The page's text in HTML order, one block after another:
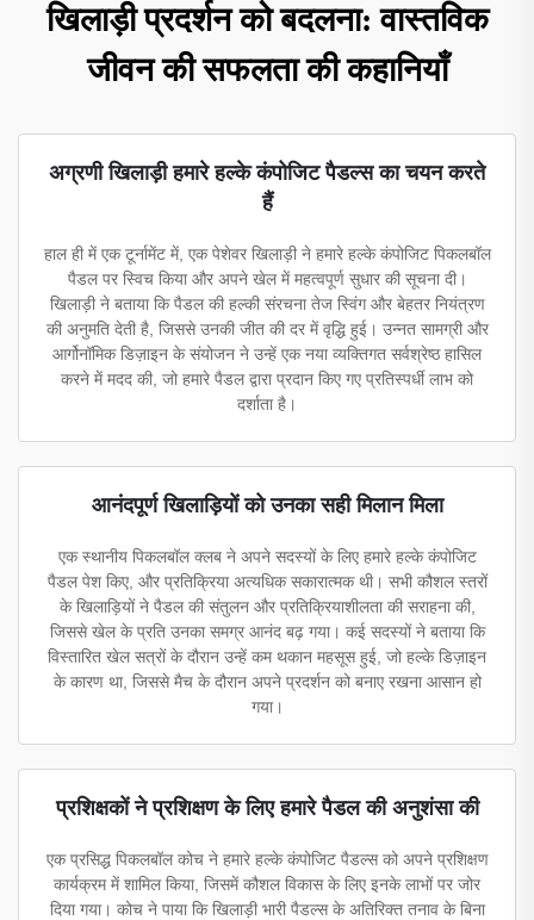
खिलाड़ी प्रदर्शन को बदलना: वास्तविक
जीवन की सफलता की कहानियाँ
अग्रणी खिलाड़ी हमारे हल्के कंपोजिट पैडल्स का चयन करते
हैं
हाल ही में एक टूर्नामेंट में, एक पेशेवर खिलाड़ी ने हमारे हल्के कंपोजिट पिकलबॉल
पैडल पर स्विच किया और अपने खेल में महत्वपूर्ण सुधार की सूचना दी।
खिलाड़ी ने बताया कि पैडल की हल्की संरचना तेज स्विंग और बेहतर नियंत्रण
की अनुमति देती है, जिससे उनकी जीत की दर में वृद्धि हुई। उन्नत सामग्री और
आर्गोनॉमिक डिज़ाइन के संयोजन ने उन्हें एक नया व्यक्तिगत सर्वश्रेष्ठ हासिल
करने में मदद की, जो हमारे पैडल द्वारा प्रदान किए गए प्रतिस्पर्धी लाभ को
दर्शाता है।
आनंदपूर्ण खिलाड़ियों को उनका सही मिलान मिला
एक स्थानीय पिकलबॉल क्लब ने अपने सदस्यों के लिए हमारे हल्के कंपोजिट
पैडल पेश किए, और प्रतिक्रिया अत्यधिक सकारात्मक थी। सभी कौशल स्तरों
के खिलाड़ियों ने पैडल की संतुलन और प्रतिक्रियाशीलता की सराहना की,
जिससे खेल के प्रति उनका समग्र आनंद बढ़ गया। कई सदस्यों ने बताया कि
विस्तारित खेल सत्रों के दौरान उन्हें कम थकान महसूस हुई, जो हल्के डिज़ाइन
के कारण था, जिससे मैच के दौरान अपने प्रदर्शन को बनाए रखना आसान हो
गया।
प्रशिक्षकों ने प्रशिक्षण के लिए हमारे पैडल की अनुशंसा की
एक प्रसिद्ध पिकलबॉल कोच ने हमारे हल्के कंपोजिट पैडल्स को अपने प्रशिक्षण
कार्यक्रम में शामिल किया, जिसमें कौशल विकास के लिए इनके लाभों पर जोर
दिया गया। कोच ने पाया कि खिलाड़ी भारी पैडल्स के अतिरिक्त तनाव के बिना